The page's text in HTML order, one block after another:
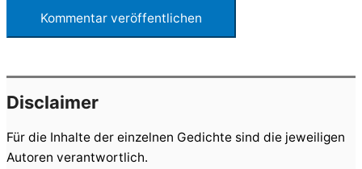
Disclaimer
Für die Inhalte der einzelnen Gedichte sind die jeweiligen
Autoren verantwortlich.